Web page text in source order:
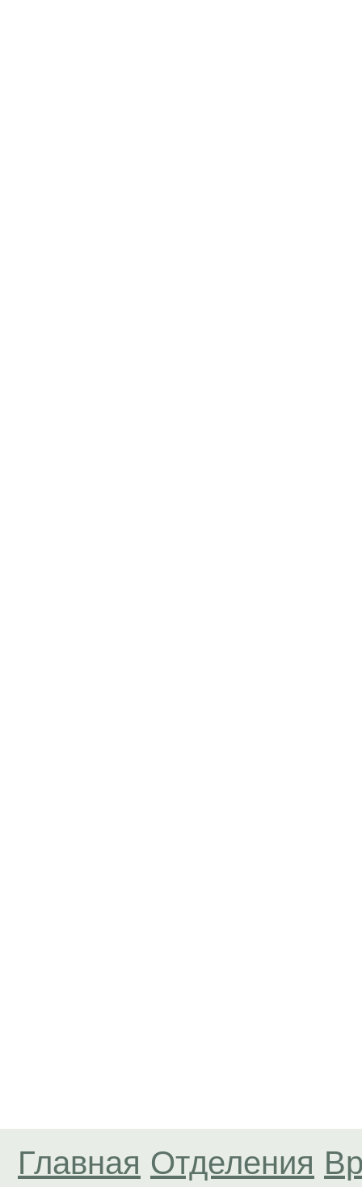
Главная Отделения